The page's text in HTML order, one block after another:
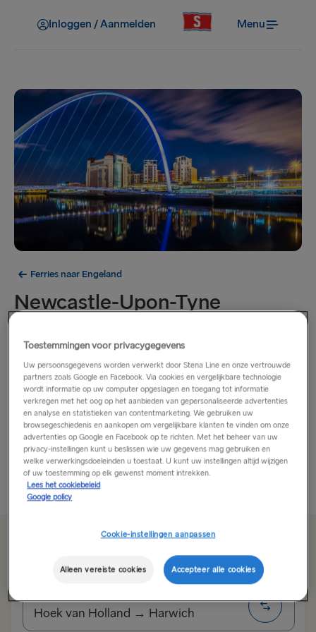
Inloggen / Aanmelden Menu
Ferries naar Engeland
Newcastle-Upon-Tyne
Howay Man! Welkom in Newcastle: Een stad voor
Newcastle upon Tyne en zijn zusterstad Gateshead
zijn op stevige maritieme fundamenten gebouwd. Eens
waren het belangrijke centra voor scheepsbouw en de
productie-industrie, maar nu is het gebied een
bloeiend...
Meer weergeven
Hoek van Holland → Harwich
Toestemmingen voor privacygegevens
Uw persoonsgegevens worden verwerkt door Stena Line en onze vertrouwde
partners zoals Google en Facebook. Via cookies en vergelijkbare technologie
wordt informatie op uw computer opgeslagen en toegang tot informatie
verkregen met het oog op het aanbieden van gepersonaliseerde advertenties
en analyse en statistieken van contentmarketing. We gebruiken uw
browsegeschiedenis en aankopen om vergelijkbare klanten te vinden om onze
advertenties op Google en Facebook op te richten. Met het beheer van uw
privacy-instellingen kunt u beslissen wie uw gegevens mag gebruiken en
welke verwerkingsdoeleinden u toestaat. U kunt uw instellingen altijd wijzigen
of uw toestemming op elk gewenst moment intrekken.
Lees het cookiebeleid
Google policy
Cookie-instellingen aanpassen
Alleen vereiste cookies Accepteer alle cookies